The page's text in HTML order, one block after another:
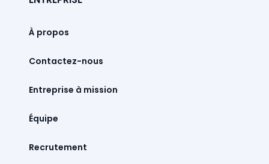
À propos
Contactez-nous
Entreprise à mission
Équipe
Recrutement